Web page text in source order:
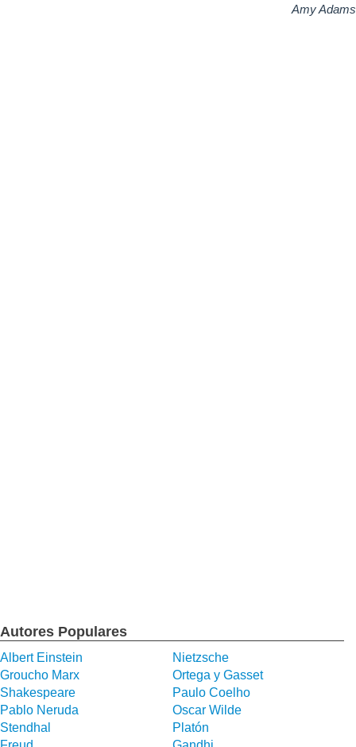
Amy Adams
Autores Populares
Albert Einstein
Nietzsche
Groucho Marx
Ortega y Gasset
Shakespeare
Paulo Coelho
Pablo Neruda
Oscar Wilde
Stendhal
Platón